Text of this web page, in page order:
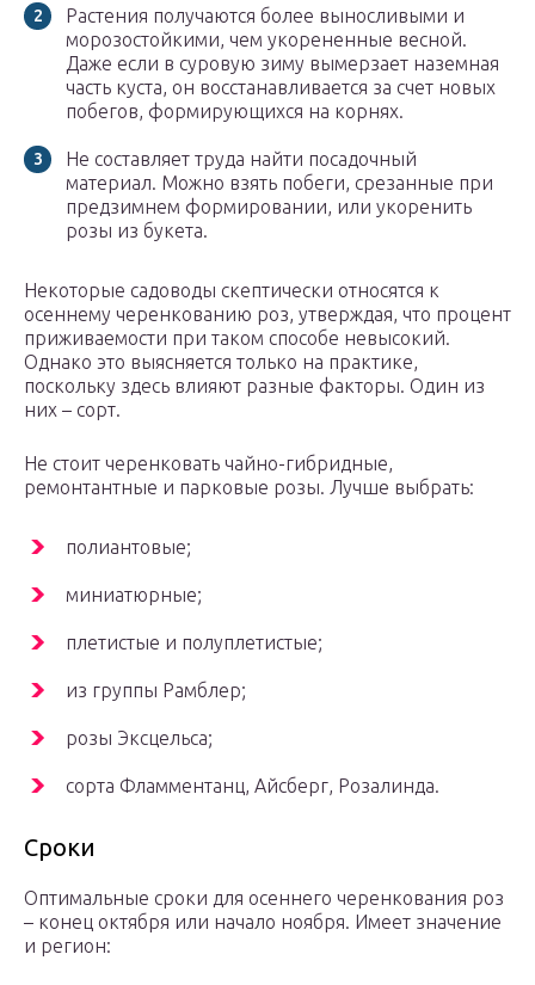
Растения получаются более выносливыми и
морозостойкими, чем укорененные весной.
Даже если в суровую зиму вымерзает наземная
часть куста, он восстанавливается за счет новых
побегов, формирующихся на корнях.
Не составляет труда найти посадочный
материал. Можно взять побеги, срезанные при
предзимнем формировании, или укоренить
розы из букета.
Некоторые садоводы скептически относятся к
осеннему черенкованию роз, утверждая, что процент
приживаемости при таком способе невысокий.
Однако это выясняется только на практике,
поскольку здесь влияют разные факторы. Один из
них – сорт.
Не стоит черенковать чайно-гибридные,
ремонтантные и парковые розы. Лучше выбрать:
полиантовые;
миниатюрные;
плетистые и полуплетистые;
из группы Рамблер;
розы Эксцельса;
сорта Фламментанц, Айсберг, Розалинда.
Сроки
Оптимальные сроки для осеннего черенкования роз
– конец октября или начало ноября. Имеет значение
и регион: